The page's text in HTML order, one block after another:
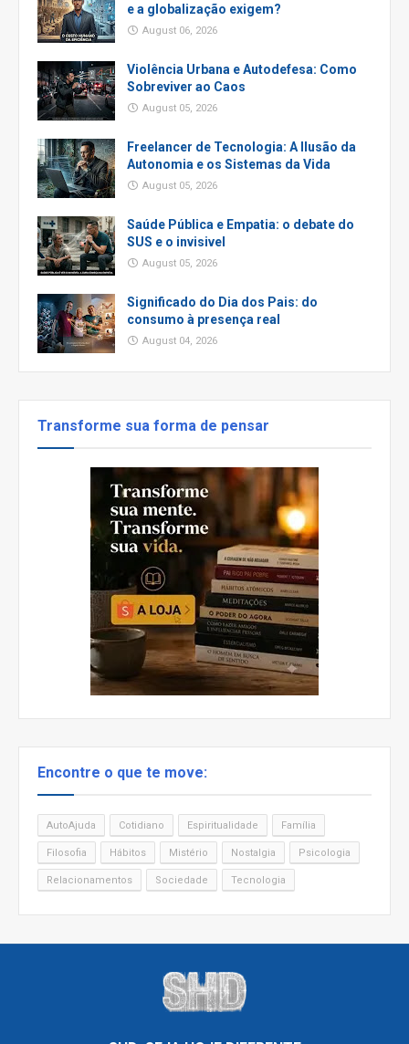
e a globalização exigem?
August 06, 2026
Violência Urbana e Autodefesa: Como
Sobreviver ao Caos
August 05, 2026
Freelancer de Tecnologia: A Ilusão da
Autonomia e os Sistemas da Vida
August 05, 2026
Saúde Pública e Empatia: o debate do
SUS e o invisivel
August 05, 2026
Significado do Dia dos Pais: do
consumo à presença real
August 04, 2026
Transforme sua forma de pensar
Encontre o que te move:
AutoAjuda Cotidiano Espiritualidade Família
Filosofia Hábitos Mistério Nostalgia Psicologia
Relacionamentos Sociedade Tecnologia